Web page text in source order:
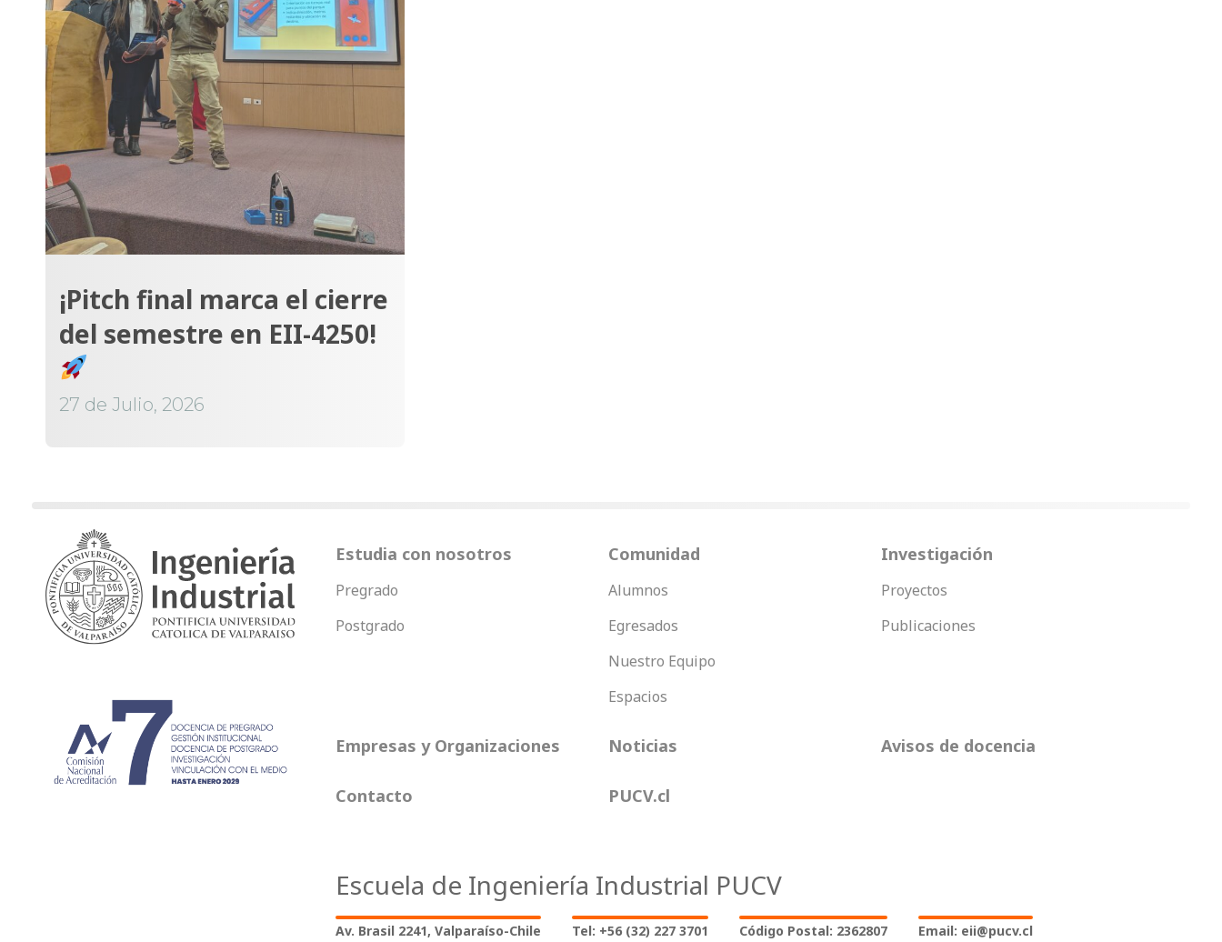
¡Pitch final marca el cierre
del semestre en EII-4250!
27 de Julio, 2026
Estudia con nosotros
Pregrado
Postgrado
Comunidad
Alumnos
Egresados
Nuestro Equipo
Espacios
Investigación
Proyectos
Publicaciones
Empresas y Organizaciones Noticias Avisos de docencia
Contacto PUCV.cl
Escuela de Ingeniería Industrial PUCV
Av. Brasil 2241, Valparaíso-Chile Tel: +56 (32) 227 3701 Código Postal: 2362807 Email: eii@pucv.cl